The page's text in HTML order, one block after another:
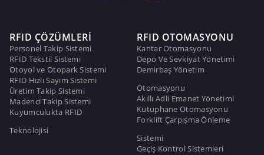
RFID ÇÖZÜMLERİ
Personel Takip Sistemi
RFID Tekstil Sistemi
Otoyol ve Otopark Sistemi
RFID Hızlı Sayım Sistemi
Üretim Takip Sistemi
Madenci Takip Sistemi
Kuyumculukta RFID
Teknolojisi
RFID OTOMASYONU
Kantar Otomasyonu
Depo Ve Sevkiyat Yönetimi
Demirbaş Yönetim
Otomasyonu
Akıllı Adli Emanet Yönetimi
Kütüphane Otomasyonu
Forklift Çarpışma Önleme
Sistemi
Geçiş Kontrol Sistemleri